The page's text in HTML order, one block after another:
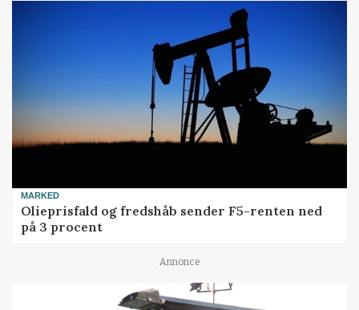
MARKED
Olieprisfald og fredshåb sender F5-renten ned
på 3 procent
Annonce